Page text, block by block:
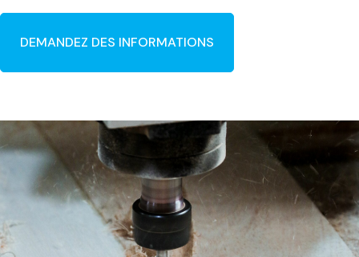
DEMANDEZ DES INFORMATIONS